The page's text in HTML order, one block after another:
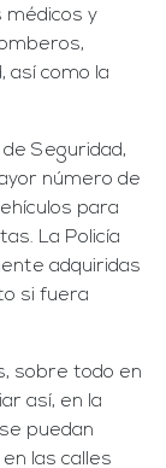
médicos y
así como la
Seguridad,
número de
para
La Policía
adquiridas
si fuera
sobre todo en
así, en la
puedan
las calles